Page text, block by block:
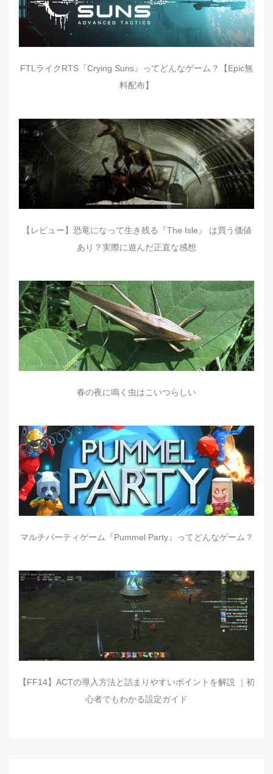
FTLライクRTS『Crying Suns』ってどんなゲーム？【Epic無
料配布】
【レビュー】恐竜になって生き残る『The Isle』 は買う価値
あり？実際に遊んだ正直な感想
春の夜に鳴く虫はこいつらしい
マルチパーティゲーム『Pummel Party』ってどんなゲーム？
【FF14】ACTの導入方法と詰まりやすいポイントを解説 ｜初
心者でもわかる設定ガイド